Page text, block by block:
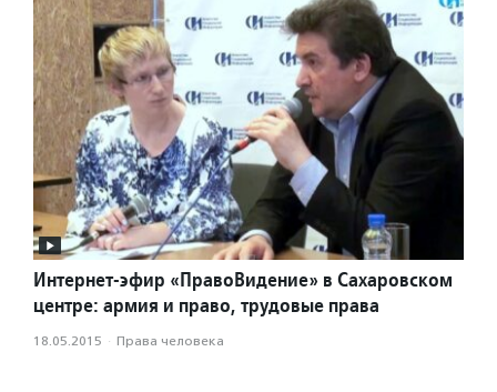
Интернет-эфир «ПравоВидение» в Сахаровском
центре: армия и право, трудовые права
18.05.2015 · Права человека